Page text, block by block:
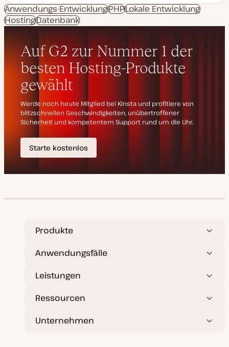
a
t
u
m
u
a
l
i
i
e
o
s
T
h
e
a
Anwendungs-EntwicklungPHPLokale Entwicklung
HostingDatenbank
Produkte
Anwendungsfälle
Leistungen
Ressourcen
Unternehmen